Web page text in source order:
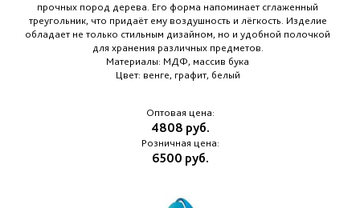
прочных пород дерева. Его форма напоминает сглаженный
треугольник, что придаёт ему воздушность и лёгкость. Изделие
обладает не только стильным дизайном, но и удобной полочкой
для хранения различных предметов.
Материалы: МДФ, массив бука
Цвет: венге, графит, белый
Оптовая цена:
4808 руб.
Розничная цена:
6500 руб.